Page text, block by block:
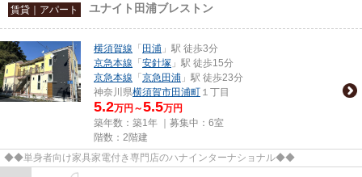
賃貸｜アパート ユナイト田浦ブレストン
横須賀線 「 田浦 」駅 徒歩3分
京急本線 「 安針塚 」駅 徒歩15分
京急本線 「 京急田浦 」駅 徒歩23分
神奈川県横須賀市田浦町 １丁目
5.2万円～5.5万円
築年数：築1年 ｜募集中： 6室
階数：2階建
◆◆単身者向け家具家電付き専門店のハナインターナショナル◆◆